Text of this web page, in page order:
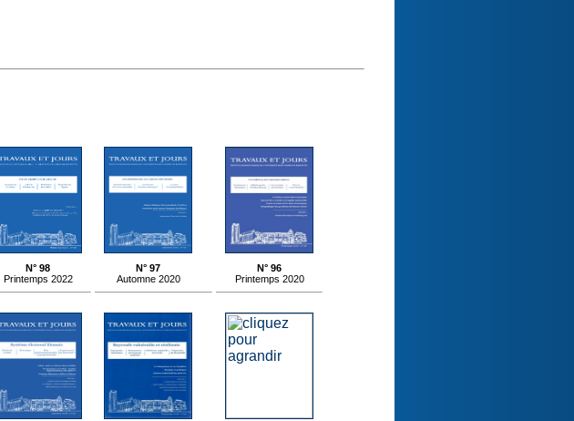
N° 98
Printemps 2022
N° 97
Automne 2020
N° 96
Printemps 2020